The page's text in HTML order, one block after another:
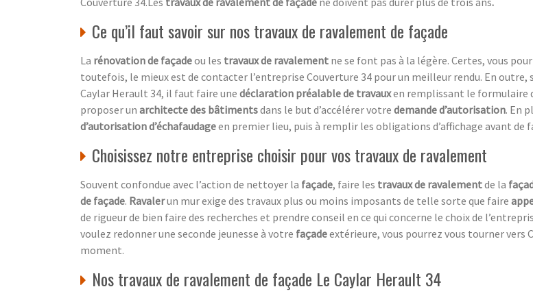
Ce qu’il faut savoir sur nos travaux de ravalement de façade
La rénovation de façadeou les travaux de ravalement ne se font pas à la légère. Certes, vous
toutefois, le mieux est de contacter l’entreprise Couverture 34 pour un meilleur rendu. En outre,
Caylar Herault 34, il faut faire une déclaration préalable de travauxen remplissant le formulaire
proposer un architecte des bâtimentsdans le but d’accélérer votre demande d’autorisation. En
d’autorisation d’échafaudageen premier lieu, puis à remplir les obligations d’affichage avant de
Choisissez notre entreprise choisir pour vos travaux de ravalement
Souvent confondue avec l’action de nettoyer la façade, faire les travaux de ravalementde la
de façade. Ravalerun mur exige des travaux plus ou moins imposants de telle sorte que faire
de rigueur de bien faire des recherches et prendre conseil en ce qui concerne le choix de
voulez redonner une seconde jeunesse à votre façadeextérieure, vous pourrez vous tourner vers
moment.
Nos travaux de ravalement de façade Le Caylar Herault 34